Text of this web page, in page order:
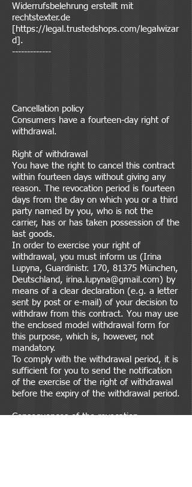
Widerrufsbelehrung erstellt mit
rechtstexter.de
https://legal.trustedshops.com/legalwizar
d].
-------------
Cancellation policy
Consumers have a fourteen-day right of
withdrawal.
Right of withdrawal
You have the right to cancel this contract
within fourteen days without giving any
reason. The revocation period is fourteen
days from the day on which you or a third
party named by you, who is not the
carrier, has or has taken possession of the
last goods.
In order to exercise your right of
withdrawal, you must inform us (Irina
Lupyna, Guardinistr. 170, 81375 München,
Deutschland, irina.lupyna@gmail.com) by
means of a clear declaration (e.g. a letter
sent by post or e-mail) of your decision to
withdraw from this contract. You may use
the enclosed model withdrawal form for
this purpose, which is, however, not
mandatory.
To comply with the withdrawal period, it is
sufficient for you to send the notification
of the exercise of the right of withdrawal
before the expiry of the withdrawal period.
Consequences of the revocation